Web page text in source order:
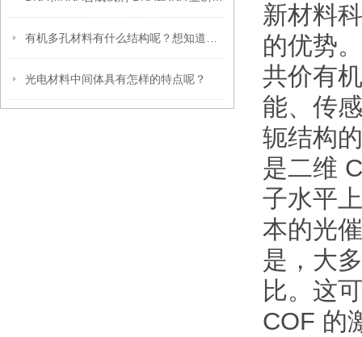
光电材料中间体具有怎样的特点呢？
新材料
的优势。
共价有
能、传
轭结构
是二维
子水平
本的光
是，大
比。这
COF 的